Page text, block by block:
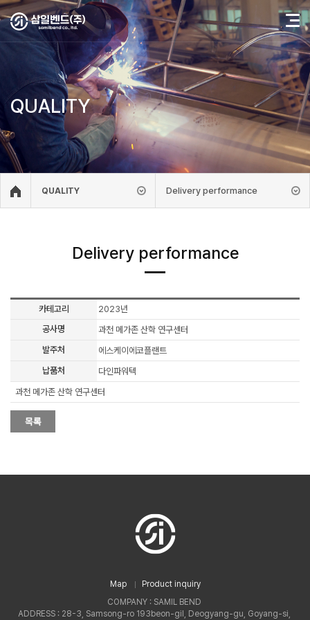
QUALITY
QUALITY Delivery performance
Delivery performance
카테고리
2023년
공사명
과천 메가존 산학 연구센터
발주처
에스케이에코플랜트
납품처
다인파워텍
과천 메가존 산학 연구센터
Map
Product inquiry
COMPANY : SAMIL BEND
ADDRESS : 28-3, Samsong-ro 193beon-gil, Deogyang-gu, Goyang-si,